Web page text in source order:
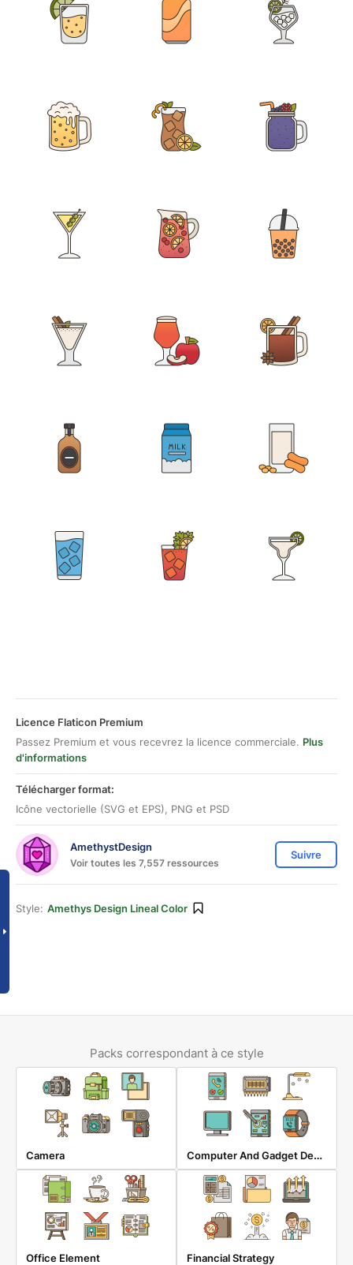
Licence Flaticon Premium
Passez Premium et vous recevrez la licence commerciale. Plus
d'informations
Télécharger format:
Icône vectorielle (SVG et EPS), PNG et PSD
AmethystDesign
Voir toutes les 7,557 ressources
Suivre
Style: Amethys Design Lineal Color
Packs correspondant à ce style
Camera Computer And Gadget Devices
Office Element Financial Strategy